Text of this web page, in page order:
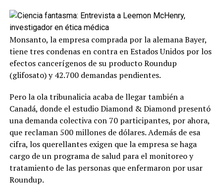
Monsanto, la empresa comprada por la alemana Bayer,
tiene tres condenas en contra en Estados Unidos por los
efectos cancerígenos de su producto Roundup
(glifosato) y 42.700 demandas pendientes.
Pero la ola tribunalicia acaba de llegar también a
Canadá, donde el estudio Diamond & Diamond presentó
una demanda colectiva con 70 participantes, por ahora,
que reclaman 500 millones de dólares. Además de esa
cifra, los querellantes exigen que la empresa se haga
cargo de un programa de salud para el monitoreo y
tratamiento de las personas que enfermaron por usar
Roundup.